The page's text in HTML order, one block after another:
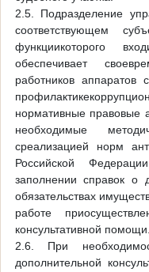
2.5. Подразделение
соответствующем
функциикоторого
обеспечивает
работников аппаратов
нормативные правовые
необходимые
среализацией норм
Российской
заполнении справок о
обязательствах
работе
консультативной помощи.
2.6. При
дополнительной